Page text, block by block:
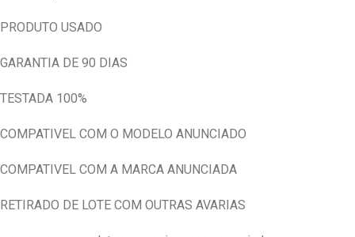
PRODUTO USADO
GARANTIA DE 90 DIAS
TESTADA 100%
COMPATIVEL COM O MODELO ANUNCIADO
COMPATIVEL COM A MARCA ANUNCIADA
RETIRADO DE LOTE COM OUTRAS AVARIAS